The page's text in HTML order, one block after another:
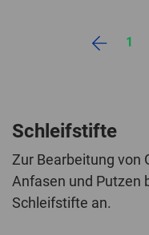
1
Schleifstifte
Zur Bearbeitung von
Anfasen und Putzen
Schleifstifte an.